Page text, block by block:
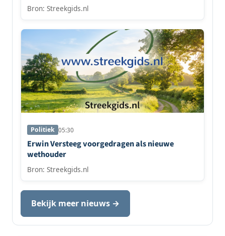
Bron: Streekgids.nl
Politiek 05:30
Erwin Versteeg voorgedragen als nieuwe
wethouder
Bron: Streekgids.nl
Bekijk meer nieuws →